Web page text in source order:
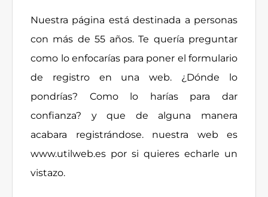
Nuestra página está destinada a personas
con más de 55 años. Te quería preguntar
como lo enfocarías para poner el formulario
de registro en una web. ¿Dónde lo
pondrías? Como lo harías para dar
confianza? y que de alguna manera
acabara registrándose. nuestra web es
www.utilweb.es por si quieres echarle un
vistazo.